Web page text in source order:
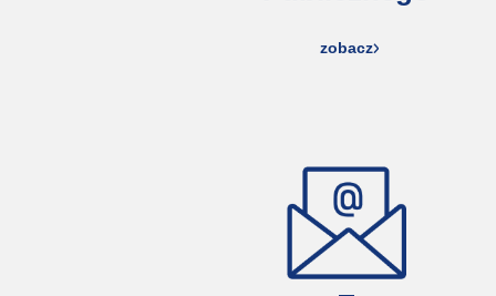
zobacz